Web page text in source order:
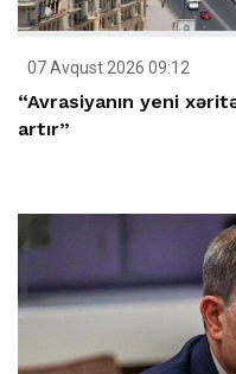
07 Avqust 2026 09:12
“Avrasiyanın yeni
artır”